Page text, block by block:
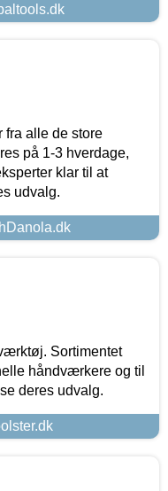
fra alle de store
på 1-3 hverdage,
klar til at
udvalg.
Sortimentet
håndværkere og til
deres udvalg.